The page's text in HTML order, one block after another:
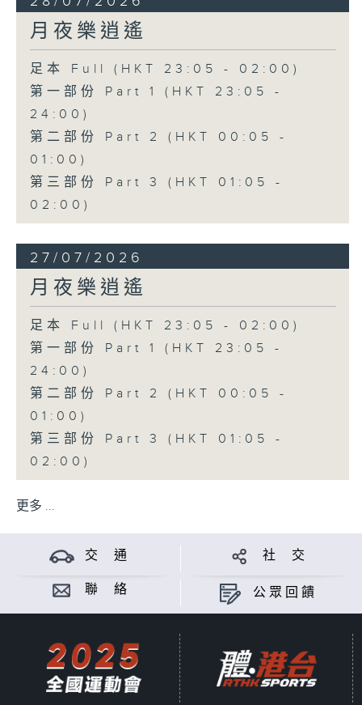
月夜樂逍遙
足本 Full (HKT 23:05 - 02:00)
第一部份 Part 1 (HKT 23:05 -
24:00)
第二部份 Part 2 (HKT 00:05 -
01:00)
第三部份 Part 3 (HKT 01:05 -
02:00)
27/07/2026
月夜樂逍遙
足本 Full (HKT 23:05 - 02:00)
第一部份 Part 1 (HKT 23:05 -
24:00)
第二部份 Part 2 (HKT 00:05 -
01:00)
第三部份 Part 3 (HKT 01:05 -
02:00)
更多 ...
交 通 社 交
聯 絡 公眾回饋